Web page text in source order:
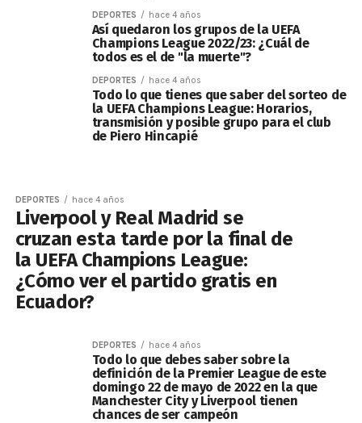
DEPORTES hace 4 años
Así quedaron los grupos de la UEFA
Champions League 2022/23: ¿Cuál de
todos es el de "la muerte"?
DEPORTES hace 4 años
Todo lo que tienes que saber del sorteo de
la UEFA Champions League: Horarios,
transmisión y posible grupo para el club
de Piero Hincapié
DEPORTES hace 4 años
Liverpool y Real Madrid se
cruzan esta tarde por la final de
la UEFA Champions League:
¿Cómo ver el partido gratis en
Ecuador?
DEPORTES hace 4 años
Todo lo que debes saber sobre la
definición de la Premier League de este
domingo 22 de mayo de 2022 en la que
Manchester City y Liverpool tienen
chances de ser campeón